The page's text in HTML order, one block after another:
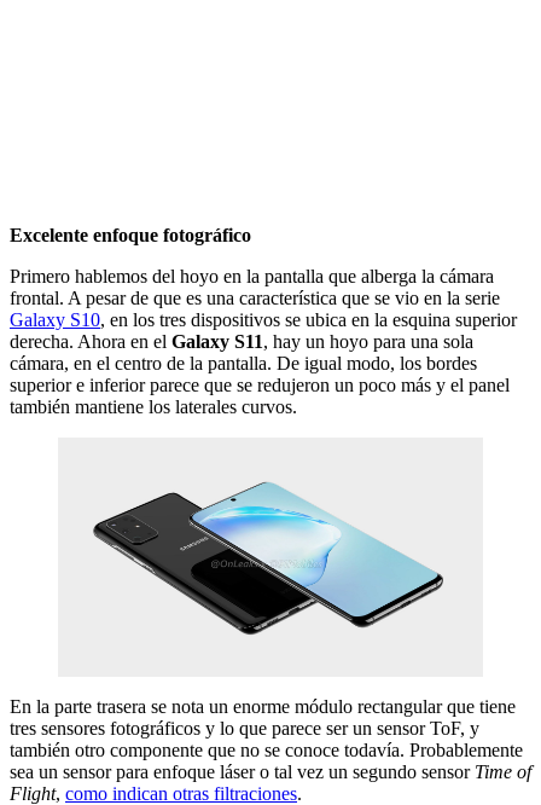
Excelente enfoque fotográfico
Primero hablemos del hoyo en la pantalla que alberga la cámara
frontal. A pesar de que es una característica que se vio en la serie
Galaxy S10, en los tres dispositivos se ubica en la esquina superior
derecha. Ahora en el Galaxy S11, hay un hoyo para una sola
cámara, en el centro de la pantalla. De igual modo, los bordes
superior e inferior parece que se redujeron un poco más y el panel
también mantiene los laterales curvos.
En la parte trasera se nota un enorme módulo rectangular que tiene
tres sensores fotográficos y lo que parece ser un sensor ToF, y
también otro componente que no se conoce todavía. Probablemente
sea un sensor para enfoque láser o tal vez un segundo sensor Time of
Flight, como indican otras filtraciones.